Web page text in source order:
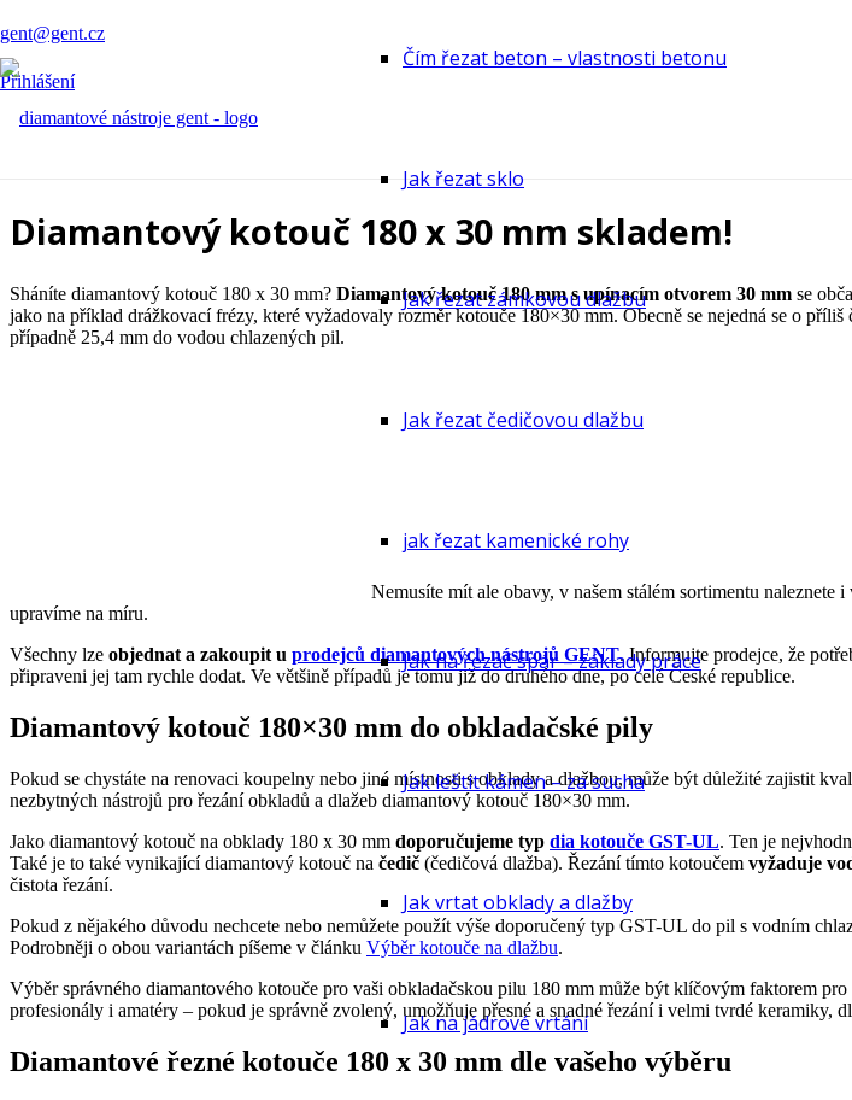
gent@gent.cz
Přihlášení
Čím řezat beton – vlastnosti betonu
Jak řezat sklo
Jak řezat zámkovou dlažbu
Jak řezat čedičovou dlažbu
jak řezat kamenické rohy
Jak na řezač spár – základy práce
Jak leštit kámen – za sucha
Jak vrtat obklady a dlažby
Jak na jádrové vrtání
Diamantový kotouč 180 x 30 mm skladem!
Sháníte diamantový kotouč 180 x 30 mm? Diamantový kotouč 180 mm s upínacím otvorem 30 mm se
jako na příklad drážkovací frézy, které vyžadovaly rozměr kotouče 180×30 mm. Obecně se nejedná se o
případně 25,4 mm do vodou chlazených pil.
Nemusíte mít ale obavy, v našem stálém sortimentu
upravíme na míru.
Všechny lze objednat a zakoupit u prodejců diamantových nástrojů GENT. Informujte prodejce, že
připraveni jej tam rychle dodat. Ve většině případů je tomu již do druhého dne, po celé České republice.
Diamantový kotouč 180×30 mm do obkladačské pily
Pokud se chystáte na renovaci koupelny nebo jiné místnosti s obklady a dlažbou, může být důležité zajistit
nezbytných nástrojů pro řezání obkladů a dlažeb diamantový kotouč 180×30 mm.
Jako diamantový kotouč na obklady 180 x 30 mm doporučujeme typ dia kotouče GST-UL. Ten je
Také je to také vynikající diamantový kotouč na čedič (čedičová dlažba). Řezání tímto kotoučem vyžaduje
čistota řezání.
Pokud z nějakého důvodu nechcete nebo nemůžete použít výše doporučený typ GST-UL do pil s vodním
Podrobněji o obou variantách píšeme v článku Výběr kotouče na dlažbu.
Výběr správného diamantového kotouče pro vaši obkladačskou pilu 180 mm může být klíčovým faktorem
profesionály i amatéry – pokud je správně zvolený, umožňuje přesné a snadné řezání i velmi tvrdé keramiky,
Diamantové řezné kotouče 180 x 30 mm dle vašeho výběru